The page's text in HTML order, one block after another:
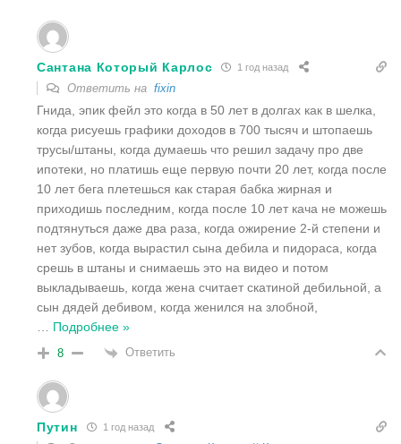
Сантана Который Карлос 1 год назад
Ответить на fixin
Гнида, эпик фейл это когда в 50 лет в долгах как в шелка,
когда рисуешь графики доходов в 700 тысяч и штопаешь
трусы/штаны, когда думаешь что решил задачу про две
ипотеки, но платишь еще первую почти 20 лет, когда после
10 лет бега плетешься как старая бабка жирная и
приходишь последним, когда после 10 лет кача не можешь
подтянуться даже два раза, когда ожирение 2-й степени и
нет зубов, когда вырастил сына дебила и пидораса, когда
срешь в штаны и снимаешь это на видео и потом
выкладываешь, когда жена считает скатиной дебильной, а
сын дядей дебивом, когда женился на злобной,
Подробнее »
8 Ответить
Путин 1 год назад